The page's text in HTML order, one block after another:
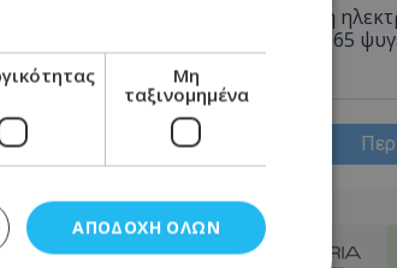
Αυτή είναι η
«καίει» όσο 65
την ώρα
Μη
ταξινομημένα
ΑΠΟΔΟΧΉ ΌΛΩΝ